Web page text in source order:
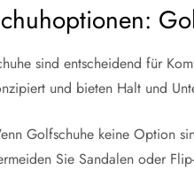
sind entscheidend für
und bieten Halt und
Golfschuhe keine Option
Sie Sandalen oder